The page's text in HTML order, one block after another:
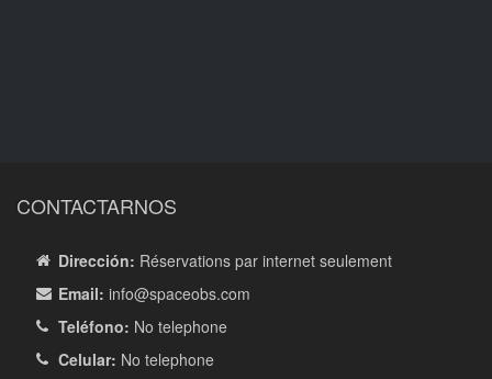
CONTACTARNOS
Dirección: Réservations par internet seulement
Email: info@spaceobs.com
Teléfono: No telephone
Celular: No telephone